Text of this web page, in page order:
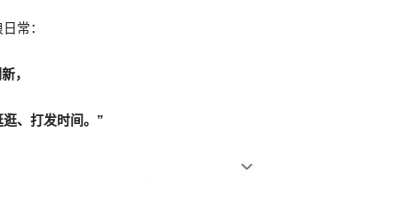
常：
，
、打发时间。”